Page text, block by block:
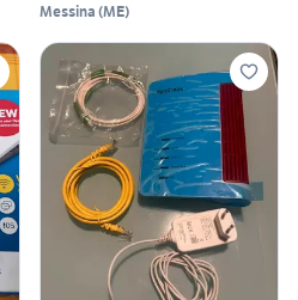
Messina (ME)